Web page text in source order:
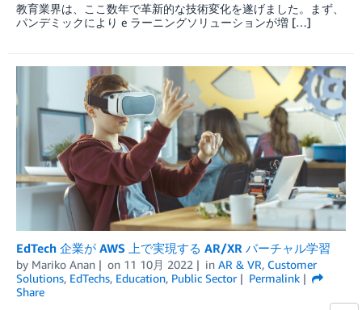
教育業界は、ここ数年で革新的な技術変化を遂げました。まず、
パンデミックにより e ラーニングソリューションが増 […]
EdTech 企業が AWS 上で実現する AR/XR バーチャル学習
by Mariko Anan on 11 10月 2022 in AR & VR, Customer
Solutions, EdTechs, Education, Public Sector
Permalink
Share